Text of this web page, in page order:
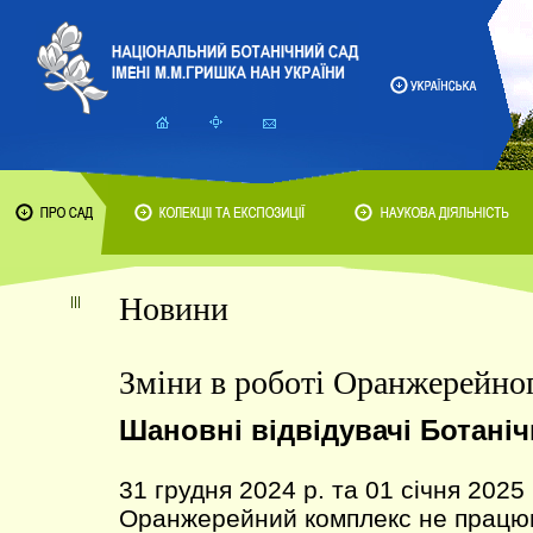
Новини
Зміни в роботі
Шановні відвідувачі
31 грудня 2024 р. та 01 січня 2025
Оранжерейний комплекс не